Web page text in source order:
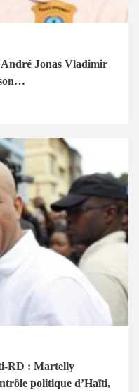
André Jonas Vladimir
RD : Martelly
politique d’Haïti,